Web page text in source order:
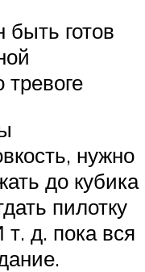
быть готов
тревоге
нужно
до кубика
пилотку
д. пока вся